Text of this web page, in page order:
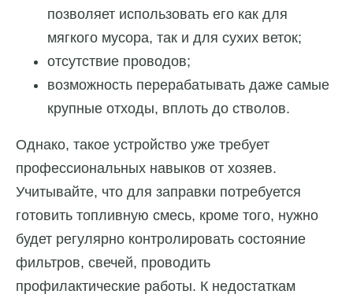
позволяет использовать его как для
мягкого мусора, так и для сухих веток;
отсутствие проводов;
возможность перерабатывать даже самые
крупные отходы, вплоть до стволов.
Однако, такое устройство уже требует
профессиональных навыков от хозяев.
Учитывайте, что для заправки потребуется
готовить топливную смесь, кроме того, нужно
будет регулярно контролировать состояние
фильтров, свечей, проводить
профилактические работы. К недостаткам